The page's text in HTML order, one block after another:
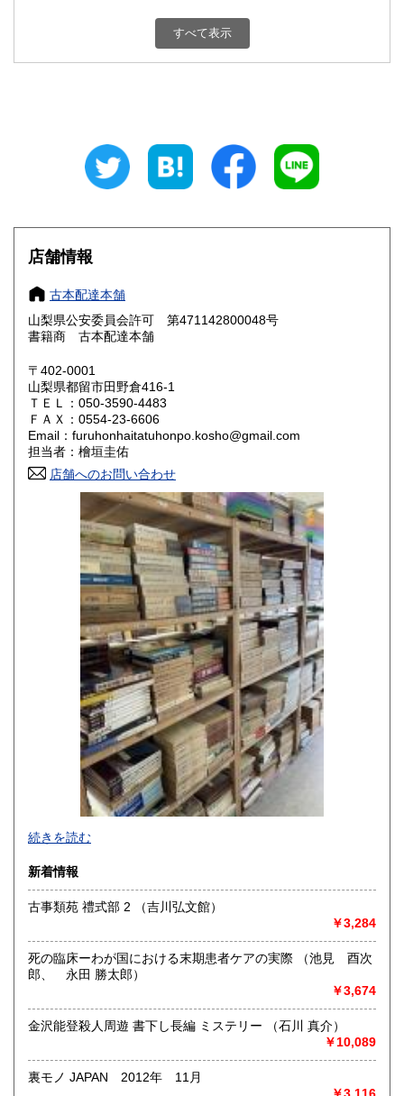
800円 富山県
800円 三重県
大阪府
奈良県
鳥取県 800円 島根県
岡山県
山口県 800円
香川県 800円 愛媛県
高知県 800円
800円 長崎県
800円 大分県
800円 鹿児島県
1,500円
すべて表示
店舗情報
古本配達本舗
山梨県公安委員会許可 第471142800048号
書籍商 古本配達本舗
〒402-0001
山梨県都留市田野倉416-1
ＴＥＬ：050-3590-4483
ＦＡＸ：0554-23-6606
Email：furuhonhaitatuhonpo.kosho@gmail.com
担当者：檜垣圭佑
店舗へのお問い合わせ
-
沿線名：-
最寄駅：-
営業時間：-
定休日：-
書籍の買取について
-
取り扱い分野
総記、哲学宗教、歴史、社会科学、自然科学、美術工芸、国
語国文、外国文学、古典籍、近代文献、趣味、外国書、サブ
カルチャー、古書一般（その他）
書籍全般
続きを読む
新着情報
古事類苑 禮式部 2 （吉川弘文館）
￥3,284
死の臨床ーわが国における末期患者ケアの実際 （池見 酉次
郎、 永田 勝太郎）
￥3,674
金沢能登殺人周遊 書下し長編 ミステリー （石川 真介）
￥10,089
裏モノ JAPAN 2012年 11月